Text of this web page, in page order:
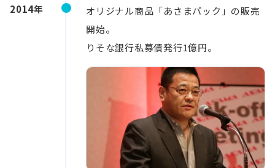
2014年
オリジナル商品「あさまパック」の販売
開始。
りそな銀行私募債発行1億円。